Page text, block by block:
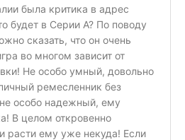
была критика в адрес
будет в Серии А? По поводу
сказать, что он очень
во многом зависит от
Не особо умный, довольно
ремесленник без
особо надежный, ему
В целом откровенно
расти ему уже некуда! Если